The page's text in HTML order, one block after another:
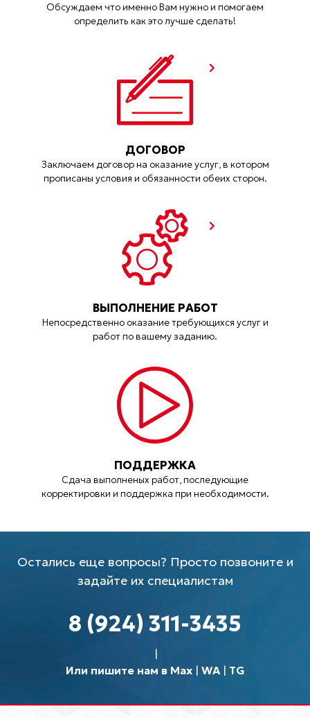
Обсуждаем что именно Вам нужно и помогаем
определить как это лучше сделать!
ДОГОВОР
Заключаем договор на оказание услуг, в котором
прописаны условия и обязанности обеих сторон.
ВЫПОЛНЕНИЕ РАБОТ
Непосредственно оказание требующихся услуг и
работ по вашему заданию.
ПОДДЕРЖКА
Сдача выполненых работ, последующие
корректировки и поддержка при необходимости.
Остались еще вопросы? Просто позвоните и
задайте их специалистам
8 (924) 311-3435
Или пишите нам в Max| WA| TG